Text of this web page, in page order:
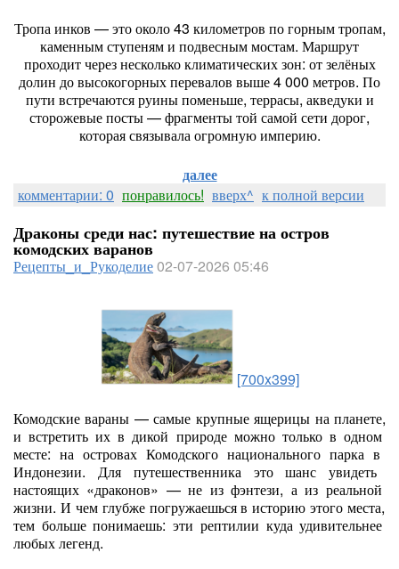
Тропаинков — этооколо43 километров погорнымтропам,
каменнымступенями подвесныммостам. Маршрут
проходитчерезнесколькоклиматическихзон: отзелёных
долин довысокогорныхперевалов выше4000 метров. По
пути встречаютсяруиныпоменьше, террасы, акведуки и
сторожевыепосты— фрагментытой самой сети дорог,
котораясвязывалаогромнуюимперию.
далее
комментарии: 0 понравилось! вверх^ к полной версии
Драконы среди нас: путешествие на остров
комодских варанов
Рецепты_и_Рукоделие02-07-2026 05:46
[700x399]
Комодские вараны — самые крупныеящерицы напланете,
и встретить их в дикой природеможнотольков одном
месте: на островах Комодского национального парка в
Индонезии. Дляпутешественникаэтошанс увидеть
настоящих «драконов» — не изфэнтези, аиз реальной
жизни. И чемглубжепогружаешьсяв историю этого места,
тем большепонимаешь: эти рептилии кудаудивительнее
любыхлегенд.